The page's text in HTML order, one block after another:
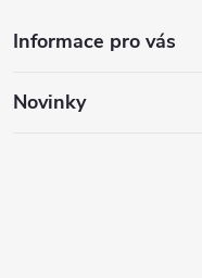
Informace pro vás
Novinky